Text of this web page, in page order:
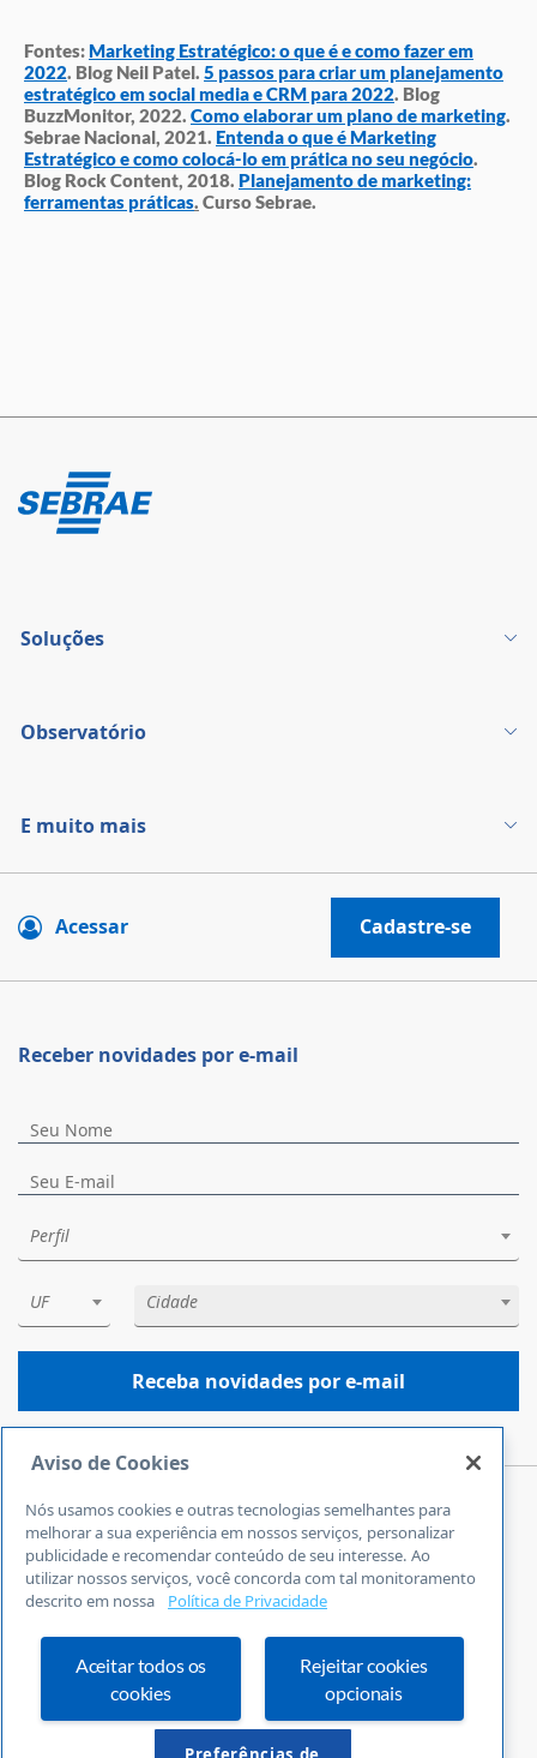
Fontes:Marketing Estratégico: o que é e como fazer em
2022. Blog Neil Patel. 5 passos para criar um planejamento
estratégico em social media e CRM para 2022. Blog
BuzzMonitor, 2022. Como elaborar um plano de marketing.
Sebrae Nacional, 2021. Entenda o que é Marketing
Estratégico e como colocá-lo em prática no seu negócio.
Blog Rock Content, 2018. Planejamento de marketing:
ferramentas práticas. Curso Sebrae.
Soluções
Observatório
E muito mais
Acessar Cadastre-se
Central de Atendimento
0800 570 0800
24 horas por dia
Fale Conosco
Ouvidoria
Definições de cookies
Receber novidades por e-mail
Perfil
UF Cidade
Receba novidades por e-mail
Aviso de Cookies
Nós usamos cookies e outras tecnologias semelhantes para
melhorar a sua experiência em nossos serviços, personalizar
publicidade e recomendar conteúdo de seu interesse. Ao
utilizar nossos serviços, você concorda com tal monitoramento
descrito em nossa
Política de Privacidade
Aceitar todos os
cookies
Rejeitar cookies
opcionais